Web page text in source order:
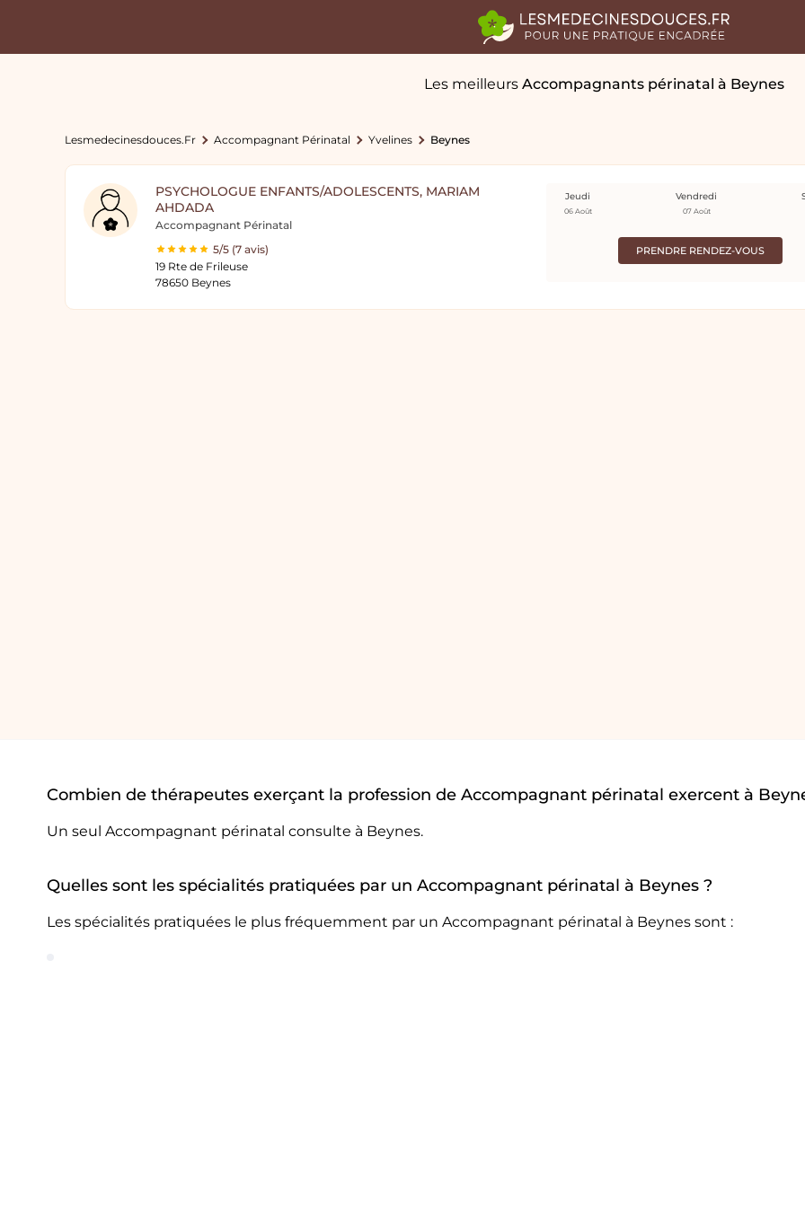
Les meilleurs Accompagnants périnatal à Beynes
Lesmedecinesdouces.fr Accompagnant Périnatal Yvelines Beynes
PSYCHOLOGUE ENFANTS/ADOLESCENTS, MARIAM
AHDADA
Accompagnant Périnatal
5/5 (7 avis)
19 Rte de Frileuse
78650 Beynes
PRENDRE RENDEZ-VOUS
Jeudi
06 Août
Vendredi
07 Août
Combien de thérapeutes exerçant la profession de Accompagnant périnatal exercent à
Un seul Accompagnant périnatal consulte à Beynes.
Quelles sont les spécialités pratiquées par un Accompagnant périnatal à Beynes ?
Les spécialités pratiquées le plus fréquemment par un Accompagnant périnatal à Beynes sont :